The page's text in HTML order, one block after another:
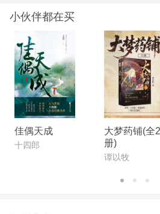
小伙伴都在买
佳偶天成
十四郎
大梦药铺(全2
册)
谭以牧